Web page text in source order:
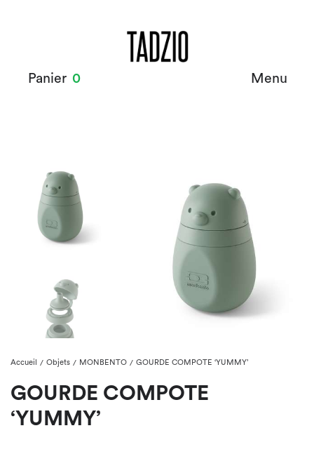
Panier 0 Menu
Accueil / Objets / MONBENTO / GOURDE COMPOTE ‘YUMMY’
GOURDE COMPOTE
‘YUMMY’